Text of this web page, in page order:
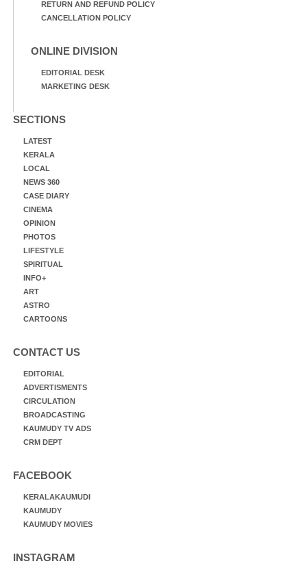
RETURN AND REFUND POLICY
CANCELLATION POLICY
ONLINE DIVISION
EDITORIAL DESK
MARKETING DESK
SECTIONS
LATEST
KERALA
LOCAL
NEWS 360
CASE DIARY
CINEMA
OPINION
PHOTOS
LIFESTYLE
SPIRITUAL
INFO+
ART
ASTRO
CARTOONS
CONTACT US
EDITORIAL
ADVERTISMENTS
CIRCULATION
BROADCASTING
KAUMUDY TV ADS
CRM DEPT
FACEBOOK
KERALAKAUMUDI
KAUMUDY
KAUMUDY MOVIES
INSTAGRAM